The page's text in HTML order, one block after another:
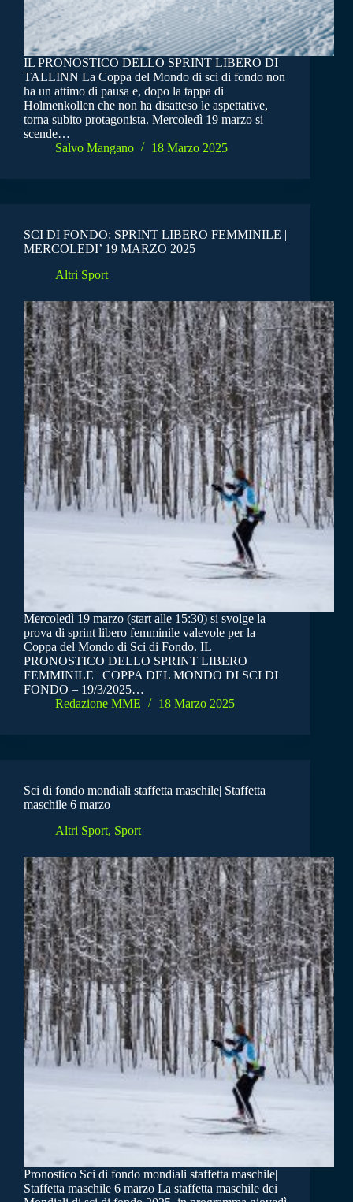
IL PRONOSTICO DELLO SPRINT LIBERO DI
TALLINN La Coppa del Mondo di sci di fondo non
ha un attimo di pausa e, dopo la tappa di
Holmenkollen che non ha disatteso le aspettative,
torna subito protagonista. Mercoledì 19 marzo si
scende…
Salvo Mangano
18 Marzo 2025
SCI DI FONDO: SPRINT LIBERO FEMMINILE |
MERCOLEDI’ 19 MARZO 2025
Altri Sport
Mercoledì 19 marzo (start alle 15:30) si svolge la
prova di sprint libero femminile valevole per la
Coppa del Mondo di Sci di Fondo. IL
PRONOSTICO DELLO SPRINT LIBERO
FEMMINILE | COPPA DEL MONDO DI SCI DI
FONDO – 19/3/2025…
Redazione MME
18 Marzo 2025
Sci di fondo mondiali staffetta maschile| Staffetta
maschile 6 marzo
Altri Sport, Sport
Pronostico Sci di fondo mondiali staffetta maschile|
Staffetta maschile 6 marzo La staffetta maschile dei